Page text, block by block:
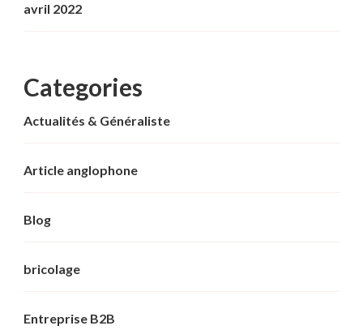
avril 2022
Categories
Actualités & Généraliste
Article anglophone
Blog
bricolage
Entreprise B2B